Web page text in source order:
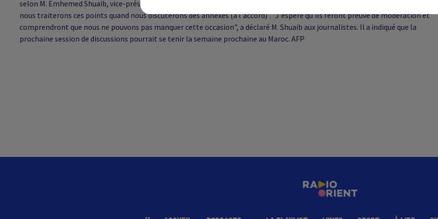
selon M. Emhemed Shuaib, vice-président du parlement reconnu. "Ils ont des réserves sur certains points. Nous avons dit que
nous traiterons ces points quand nous discuterons des annexes (à l'accord)". "J'espère qu'ils feront preuve de modération et
comprendront que nous ne pouvons pas manquer cette occasion", a déclaré M. Shuaib aux journalistes. Il a indiqué que la
prochaine session de discussions pourrait se tenir la semaine prochaine au Maroc. AFP